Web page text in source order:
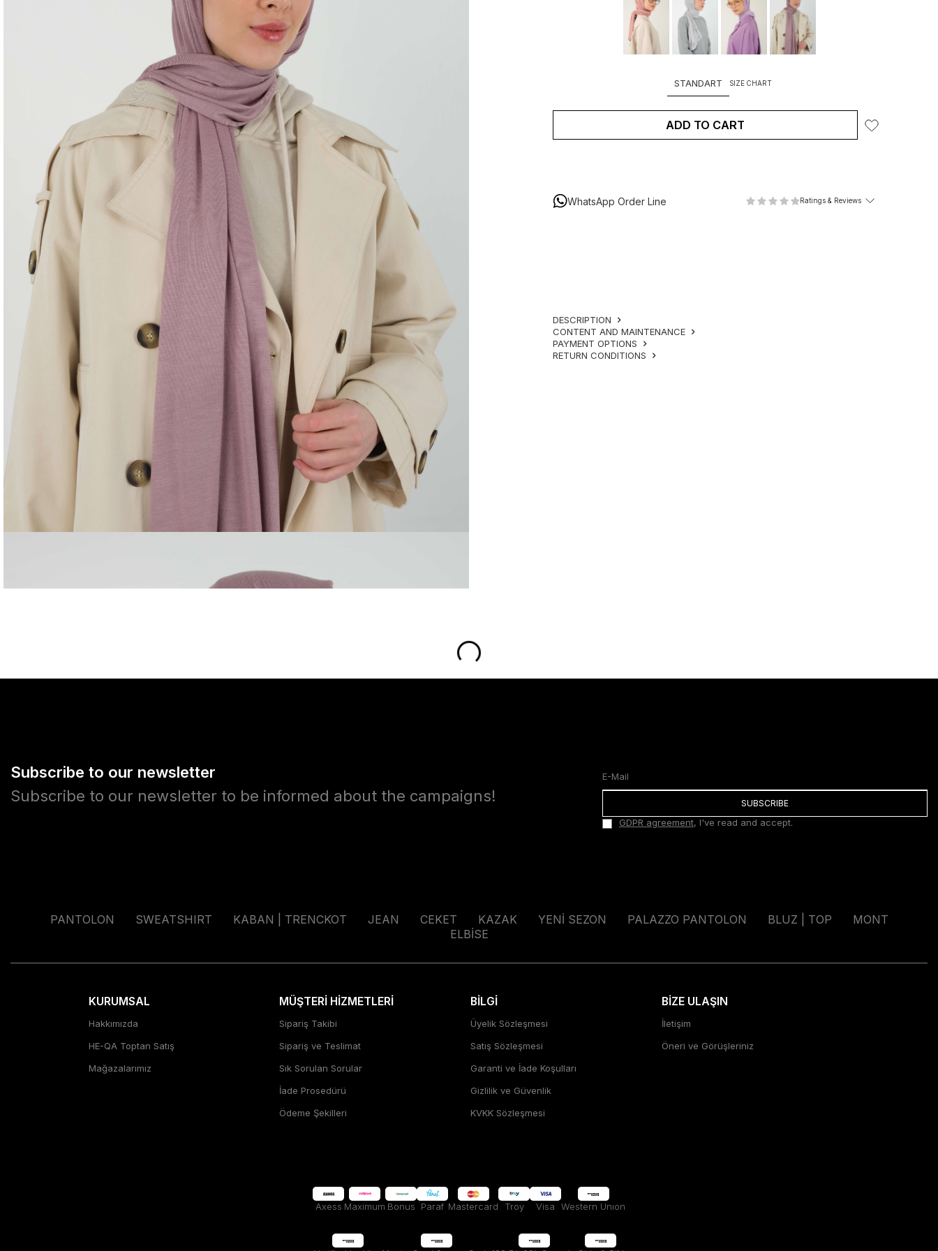
STANDART SIZE CHART
ADD TO CART
WhatsApp Order Line Ratings & Reviews
DESCRIPTION
CONTENT AND MAINTENANCE
PAYMENT OPTIONS
RETURN CONDITIONS
Subscribe to our newsletter
Subscribe to our newsletter to be informed about the campaigns!
SUBSCRIBE
GDPR agreement, I've read and accept.
PANTOLON SWEATSHIRT KABAN | TRENCKOT JEAN CEKET KAZAK YENİ SEZON PALAZZO PANTOLON BLUZ | TOP
MONT
ELBİSE
KURUMSAL
Hakkımızda
HE-QA Toptan Satış
Mağazalarımız
MÜŞTERİ HİZMETLERİ
Sipariş Takibi
Sipariş ve Teslimat
Sık Sorulan Sorular
İade Prosedürü
Ödeme Şekilleri
BİLGİ
Üyelik Sözleşmesi
Satış Sözleşmesi
Garanti ve İade Koşulları
Gizlilik ve Güvenlik
KVKK Sözleşmesi
BİZE ULAŞIN
İletişim
Öneri ve Görüşleriniz
Axess Maximum Bonus Paraf Mastercard Troy Visa Western Unıon